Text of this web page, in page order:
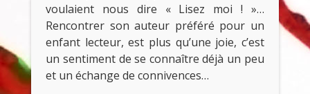
voulaient nous dire « Lisez moi ! »…
Rencontrer son auteur préféré pour un
enfant lecteur, est plus qu’une joie, c’est
un sentiment de se connaître déjà un peu
et un échange de connivences…